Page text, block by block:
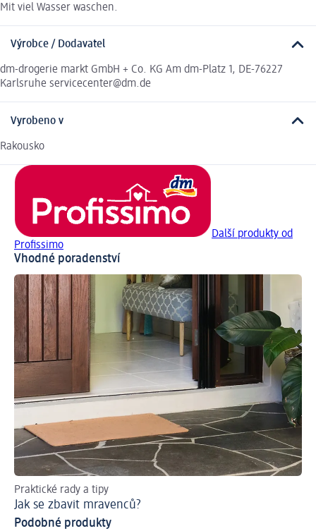
Mit viel Wasser waschen.
Výrobce / Dodavatel
dm-drogerie markt GmbH + Co. KG Am dm-Platz 1, DE-76227
Karlsruhe servicecenter@dm.de
Vyrobeno v
Rakousko
Další produkty od
Profissimo
Vhodné poradenství
Praktické rady a tipy
Jak se zbavit mravenců?
Podobné produkty